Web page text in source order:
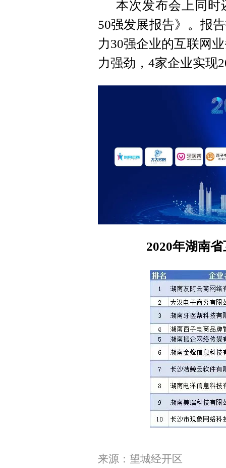
本次发布会上同时
50强发展报告》。报
力30强企业的互联网
力强劲，4家企业实现
2020年湖南
来源：望城经开区